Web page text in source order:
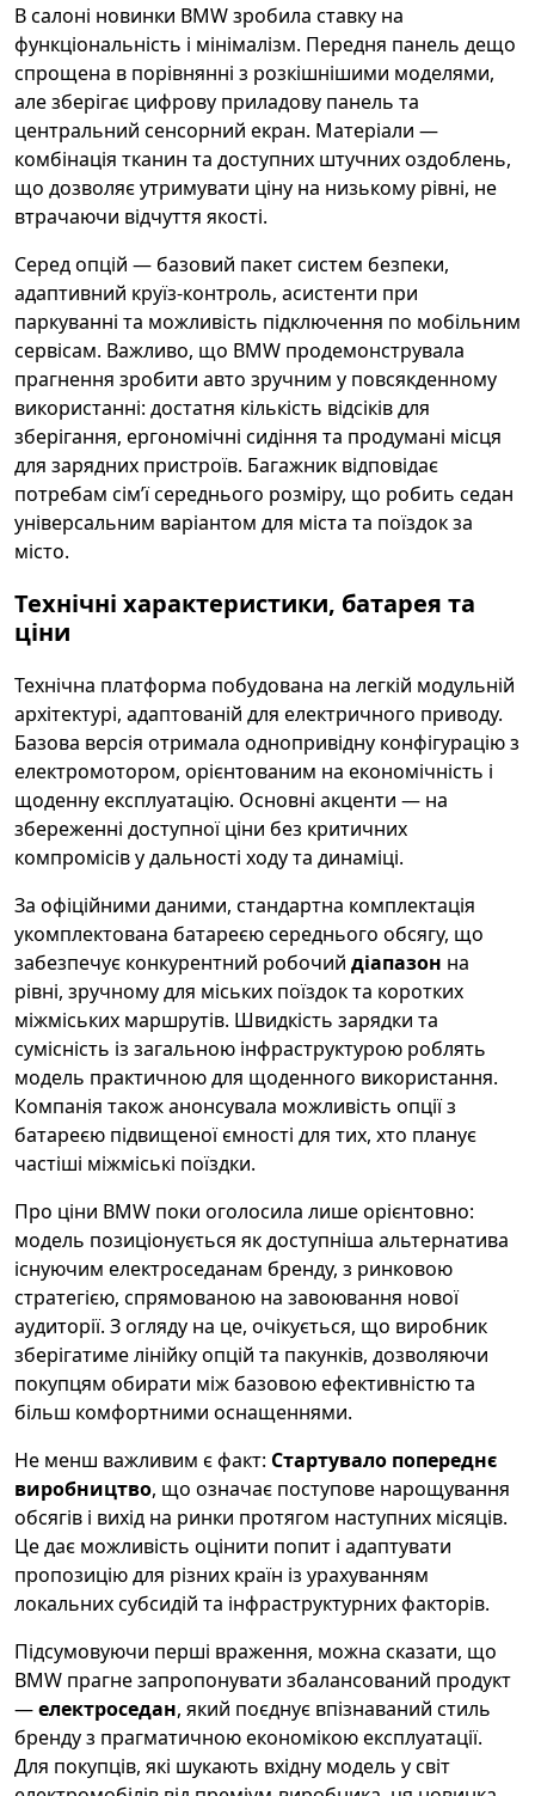
В салоні новинки BMW зробила ставку на
функціональність і мінімалізм. Передня панель дещо
спрощена в порівнянні з розкішнішими моделями,
але зберігає цифрову приладову панель та
центральний сенсорний екран. Матеріали —
комбінація тканин та доступних штучних оздоблень,
що дозволяє утримувати ціну на низькому рівні, не
втрачаючи відчуття якості.
Серед опцій — базовий пакет систем безпеки,
адаптивний круїз-контроль, асистенти при
паркуванні та можливість підключення по мобільним
сервісам. Важливо, що BMW продемонструвала
прагнення зробити авто зручним у повсякденному
використанні: достатня кількість відсіків для
зберігання, ергономічні сидіння та продумані місця
для зарядних пристроїв. Багажник відповідає
потребам сім’ї середнього розміру, що робить седан
універсальним варіантом для міста та поїздок за
місто.
Технічні характеристики, батарея та
ціни
Технічна платформа побудована на легкій модульній
архітектурі, адаптованій для електричного приводу.
Базова версія отримала однопривідну конфігурацію з
електромотором, орієнтованим на економічність і
щоденну експлуатацію. Основні акценти — на
збереженні доступної ціни без критичних
компромісів у дальності ходу та динаміці.
За офіційними даними, стандартна комплектація
укомплектована батареєю середнього обсягу, що
забезпечує конкурентний робочий діапазон на
рівні, зручному для міських поїздок та коротких
міжміських маршрутів. Швидкість зарядки та
сумісність із загальною інфраструктурою роблять
модель практичною для щоденного використання.
Компанія також анонсувала можливість опції з
батареєю підвищеної ємності для тих, хто планує
частіші міжміські поїздки.
Про ціни BMW поки оголосила лише орієнтовно:
модель позиціонується як доступніша альтернатива
існуючим електроседанам бренду, з ринковою
стратегією, спрямованою на завоювання нової
аудиторії. З огляду на це, очікується, що виробник
зберігатиме лінійку опцій та пакунків, дозволяючи
покупцям обирати між базовою ефективністю та
більш комфортними оснащеннями.
Не менш важливим є факт: Стартувало попереднє
виробництво, що означає поступове нарощування
обсягів і вихід на ринки протягом наступних місяців.
Це дає можливість оцінити попит і адаптувати
пропозицію для різних країн із урахуванням
локальних субсидій та інфраструктурних факторів.
Підсумовуючи перші враження, можна сказати, що
BMW прагне запропонувати збалансований продукт
—електроседан, який поєднує впізнаваний стиль
бренду з прагматичною економікою експлуатації.
Для покупців, які шукають вхідну модель у світ